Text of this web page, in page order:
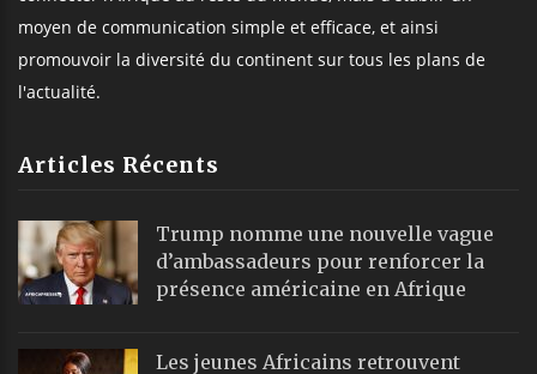
moyen de communication simple et efficace, et ainsi
promouvoir la diversité du continent sur tous les plans de
l'actualité.
Articles Récents
Trump nomme une nouvelle vague
d’ambassadeurs pour renforcer la
présence américaine en Afrique
Les jeunes Africains retrouvent